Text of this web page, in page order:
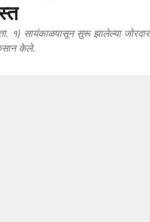
१) सायंकाळपासून सुरू झालेल्या जोरदार
केले.